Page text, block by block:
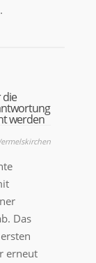
die
werden
Das
erneut